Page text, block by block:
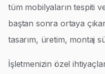
tüm mobilyaların tespiti
baştan sonra ortaya
tasarım, üretim, montaj
İşletmenizin özel